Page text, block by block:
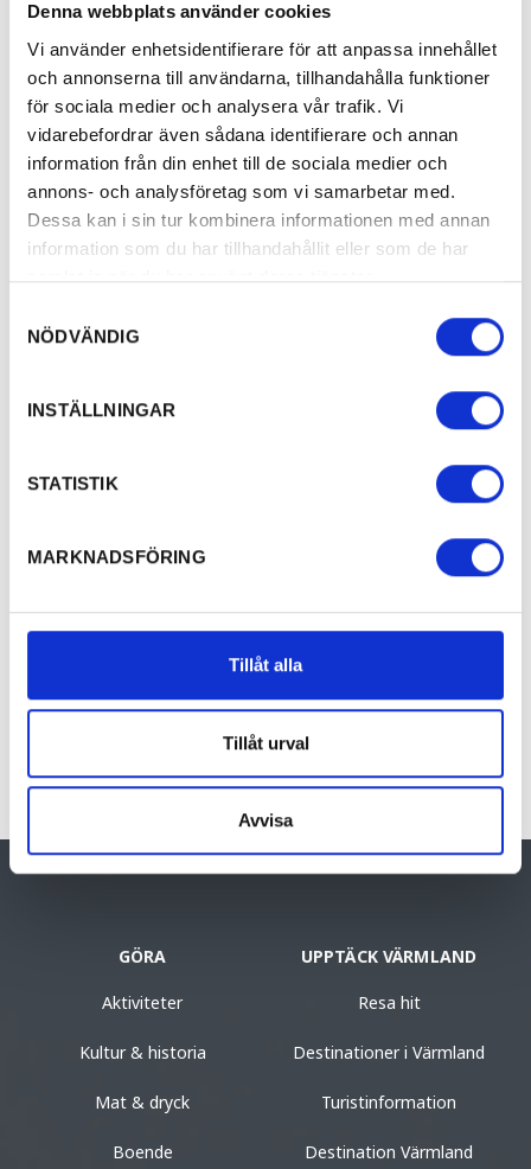
Denna webbplats använder cookies
Vi använder enhetsidentifierare för att anpassa innehållet
och annonserna till användarna, tillhandahålla funktioner
för sociala medier och analysera vår trafik. Vi
vidarebefordrar även sådana identifierare och annan
information från din enhet till de sociala medier och
annons- och analysföretag som vi samarbetar med.
Dessa kan i sin tur kombinera informationen med annan
information som du har tillhandahållit eller som de har
samlat in när du har använt deras tjänster.
NÖDVÄNDIG
INSTÄLLNINGAR
STATISTIK
MARKNADSFÖRING
Tillåt alla
Tillåt urval
Avvisa
Frykenbadens camping är naturskönt belägen vid
östra sidan av Nedre Fryken utanför Kil, nära till
Runnevåls gravfält, motocross, go-cart och golfbanor.
Vi erbjuder stugor med badrum, kök och plats upp
till 7 personer.
Generösa tomter på 100kvm både med el och platser
utan el.
Husbil, Husvagnar och tält platser i varierande
miljö.
Under sommaren kallar vi även ställplatser för
campingtomt.
facebook.com/www.frykenbaden.se/
GÖRA
Aktiviteter
Kultur & historia
Mat & dryck
Boende
UPPTÄCK VÄRMLAND
Resa hit
Destinationer i Värmland
Turistinformation
Destination Värmland